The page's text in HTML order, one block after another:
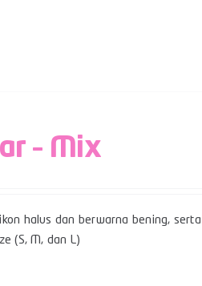
– Mix
halus dan berwarna bening,
(S, M, dan L)